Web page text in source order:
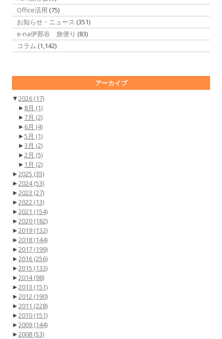
Office活用 (75)
お知らせ・ニュース (351)
e-na伊那谷 旅便り (83)
コラム (1,142)
アーカイブ
▼2026 (17)
► 8月 (1)
► 7月 (2)
► 6月 (4)
►5月 (1)
►3月 (2)
►2月 (5)
► 1月 (2)
►2025 (35)
►2024(53)
►2023 (27)
►2022 (13)
►2021 (154)
►2020 (182)
►2019 (132)
►2018 (144)
►2017 (199)
►2016 (256)
►2015 (133)
►2014(98)
►2013 (151)
►2012 (190)
►2011 (228)
►2010 (151)
►2009 (144)
►2008 (53)